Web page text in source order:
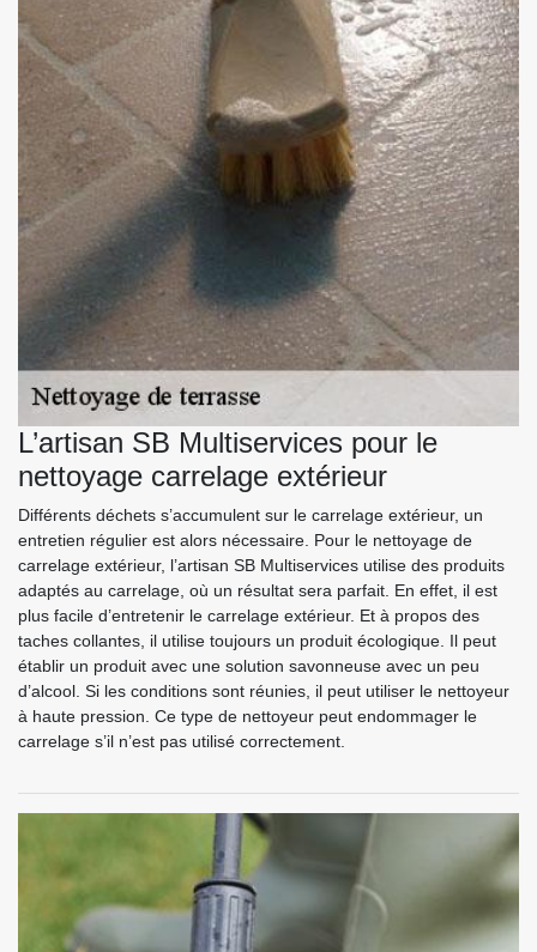
L’artisan SB Multiservices pour le
nettoyage carrelage extérieur
Différents déchets s’accumulent sur le carrelage extérieur, un
entretien régulier est alors nécessaire. Pour le nettoyage de
carrelage extérieur, l’artisan SB Multiservices utilise des produits
adaptés au carrelage, où un résultat sera parfait. En effet, il est
plus facile d’entretenir le carrelage extérieur. Et à propos des
taches collantes, il utilise toujours un produit écologique. Il peut
établir un produit avec une solution savonneuse avec un peu
d’alcool. Si les conditions sont réunies, il peut utiliser le nettoyeur
à haute pression. Ce type de nettoyeur peut endommager le
carrelage s’il n’est pas utilisé correctement.